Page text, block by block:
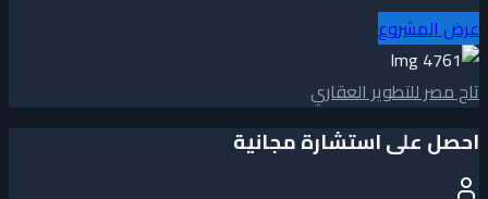
عرض المشروع
تاج مصر للتطوير العقاري
احصل على استشارة مجانية